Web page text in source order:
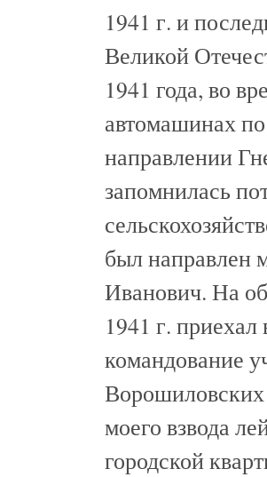
1941 г. и
Великой
1941 года, во
автомашинах
направлении
запомнилась
был направлен
Иванович. На
1941 г.
командование
Ворошиловских
моего взвода
городской